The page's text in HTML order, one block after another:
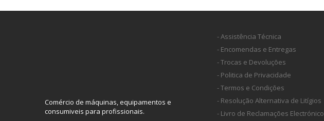
Comércio de máquinas, equipamentos e
consumiveis para profissionais.
- Assistência Técnica
- Encomendas e Entregas
- Trocas e Devoluções
- Politica de Privacidade
- Termos e Condições
- Resolução Alternativa de Litígios
- Livro de Reclamações Electrónico